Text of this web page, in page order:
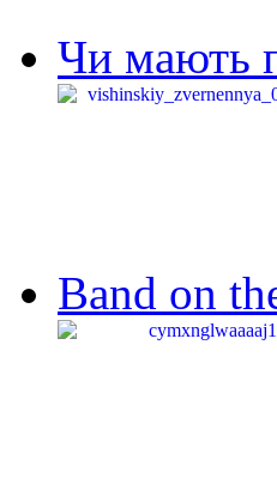
Чи мають
Band on